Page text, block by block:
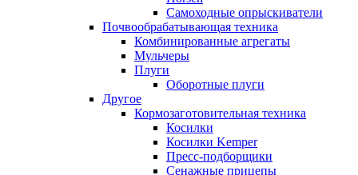
Самоходные опрыскиватели
Почвообрабатывающая техника
Комбинированные агрегаты
Мульчеры
Плуги
Оборотные плуги
Другое
Кормозаготовительная техника
Косилки
Косилки Kemper
Пресс-подборщики
Сенажные прицепы